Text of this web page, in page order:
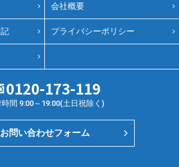
会社概要
プライバシーポリシー
0120-173-119
間 9:00～19:00(土日祝除く)
お問い合わせフォーム